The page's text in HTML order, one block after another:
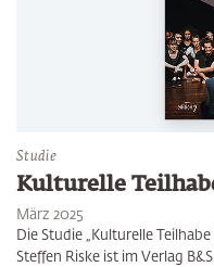
Studie
Kulturelle
März 2025
Die Studie „Kulturelle
Steffen Riske ist im Verlag